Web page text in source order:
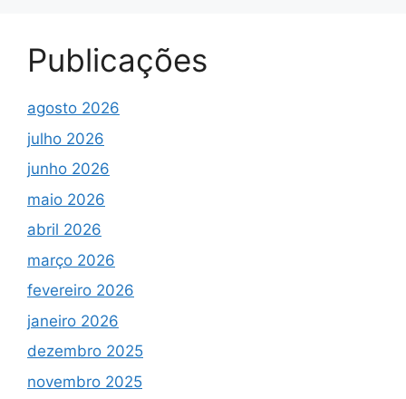
Publicações
agosto 2026
julho 2026
junho 2026
maio 2026
abril 2026
março 2026
fevereiro 2026
janeiro 2026
dezembro 2025
novembro 2025